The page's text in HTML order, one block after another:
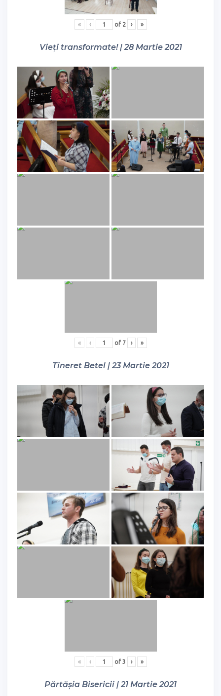
« ‹ of 2 › »
Vieți transformate! | 28 Martie 2021
« ‹ of 7 › »
Tineret Betel | 23 Martie 2021
« ‹ of 3 › »
Părtășia Bisericii | 21 Martie 2021